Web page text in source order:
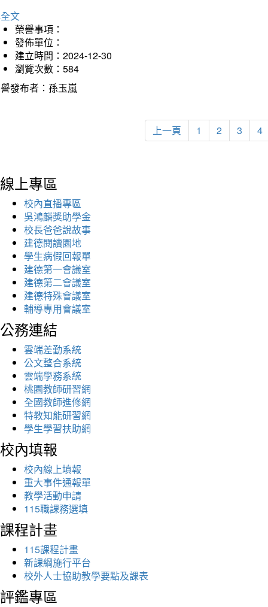
文
榮譽事項：
發佈單位：
建立時間：2024-12-30
瀏覽次數：584
發布者：孫玉嵐
上一頁 1 2 3 4
線上專區
校內直播專區
吳鴻麟獎助學金
校長爸爸說故事
建德閱讀園地
學生病假回報單
建德第一會議室
建德第二會議室
建德特殊會議室
輔導專用會議室
公務連結
雲端差勤系統
公文整合系統
雲端學務系統
桃園教師研習網
全國教師進修網
特教知能研習網
學生學習扶助網
校內填報
校內線上填報
重大事件通報單
教學活動申請
115職課務選填
課程計畫
115課程計畫
新課綱施行平台
校外人士協助教學要點及課表
評鑑專區